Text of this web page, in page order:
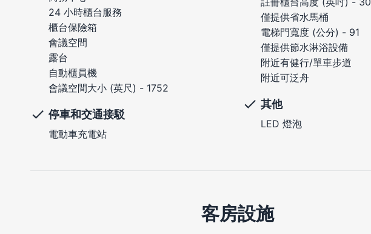
24 小時櫃台服務
櫃台保險箱
會議空間
露台
自動櫃員機
會議空間大小 (英尺) - 1752
停車和交通接駁
電動車充電站
僅提供省水馬桶
電梯門寬度 (公分) - 91
僅提供節水淋浴設備
附近有健行/單車步道
附近可泛舟
其他
LED 燈泡
客房設施